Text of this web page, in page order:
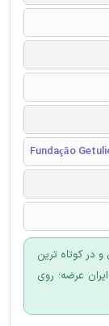
Fundação
در کوتاه ترین
عرضه؛ روی